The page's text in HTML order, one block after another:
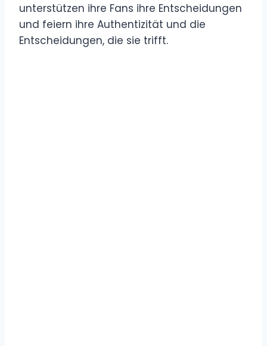
unterstützen ihre Fans ihre Entscheidungen
und feiern ihre Authentizität und die
Entscheidungen, die sie trifft.